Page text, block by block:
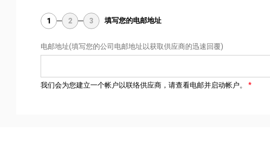
1 2 3 填写您的电邮地址
电邮地址(填写您的公司电邮地址以获取供应商的迅速回覆)
我们会为您建立一个帐户以联络供应商，请查看电邮并启动帐户。